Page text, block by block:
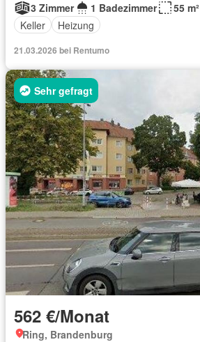
3 Zimmer
1 Badezimmer
55 m²
Keller
Heizung
21.03.2026 bei Rentumo
Sehr gefragt
562 €/Monat
Ring, Brandenburg